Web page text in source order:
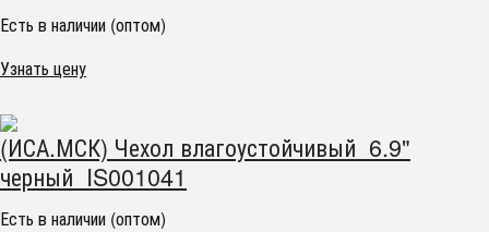
Есть в наличии (оптом)
Узнать цену
(ИСА.МСК) Чехол влагоустойчивый 6.9"
черный IS001041
Есть в наличии (оптом)